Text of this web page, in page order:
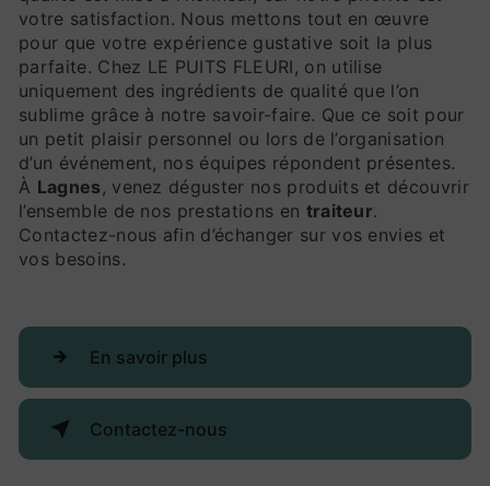
votre satisfaction. Nous mettons tout en œuvre
pour que votre expérience gustative soit la plus
parfaite. Chez LE PUITS FLEURI, on utilise
uniquement des ingrédients de qualité que l’on
sublime grâce à notre savoir-faire. Que ce soit pour
un petit plaisir personnel ou lors de l’organisation
d’un événement, nos équipes répondent présentes.
À Lagnes , venez déguster nos produits et découvrir
l’ensemble de nos prestations en traiteur.
Contactez-nous afin d’échanger sur vos envies et
vos besoins.
En savoir plus
Contactez-nous